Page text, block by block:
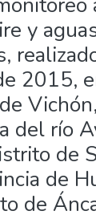
y
2015,
del río
de
de
de